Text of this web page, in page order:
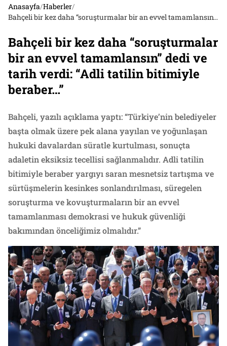
Anasayfa/Haberler/
Bahçeli bir kez daha “soruşturmalar bir an evvel tamamlansın” dedi ve tarih verdi: “Adli tatilin bitimiyle beraber…”
Bahçeli bir kez daha “soruşturmalar
bir an evvel tamamlansın” dedi ve
tarih verdi: “Adli tatilin bitimiyle
beraber…”
Bahçeli, yazılı açıklama yaptı: “Türkiye’nin belediyeler
başta olmak üzere pek alana yayılan ve yoğunlaşan
hukuki davalardan süratle kurtulması, sonuçta
adaletin eksiksiz tecellisi sağlanmalıdır. Adli tatilin
bitimiyle beraber yargıyı saran mesnetsiz tartışma ve
sürtüşmelerin kesinkes sonlandırılması, süregelen
soruşturma ve kovuşturmaların bir an evvel
tamamlanması demokrasi ve hukuk güvenliği
bakımından önceliğimiz olmalıdır.”